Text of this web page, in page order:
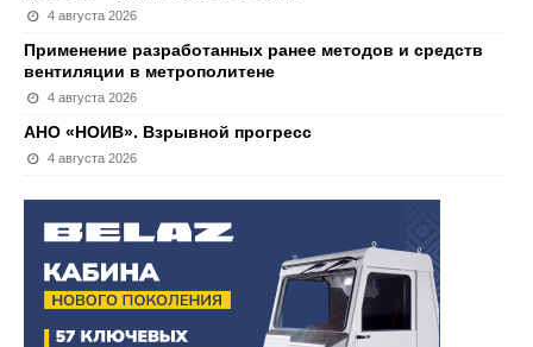
4 августа 2026
Применение разработанных ранее методов и средств
вентиляции в метрополитене
4 августа 2026
АНО «НОИВ». Взрывной прогресс
4 августа 2026